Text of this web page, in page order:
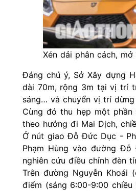
Xén dải phân cách,
Đáng chú ý, Sở Xây dựng
dài 70m, rộng 3m tại vị trí
sáng… và chuyển vị trí
Cùng đó thu hẹp một
theo hướng đi Mai Dịch,
Ở nút giao Đỗ Đức Dục -
Phạm Hùng vào đường
nghiên cứu điều chỉnh đèn
Trên đường Nguyễn
điểm (sáng 6:00-9:00